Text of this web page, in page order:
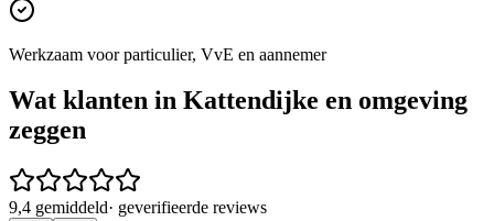
Werkzaam voor particulier, VvE en aannemer
Wat klanten in Kattendijke en omgeving
zeggen
9,4 gemiddeld· geverifieerde reviews